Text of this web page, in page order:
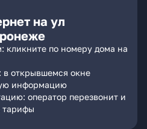
на ул
кликните по номеру дома на
в открывшемся окне
информацию
оператор перезвонит и
тарифы